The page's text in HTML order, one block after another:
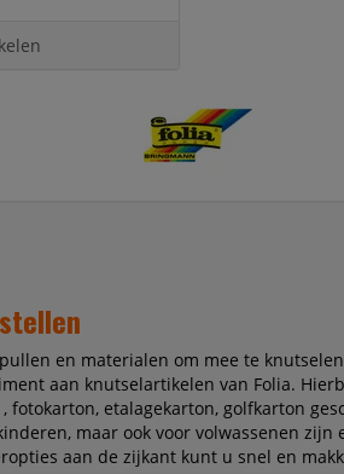
en materialen om mee te
aan knutselartikelen van Folia.
fotokarton, etalagekarton, golfkarton
maar ook voor volwassenen
aan de zijkant kunt u snel en